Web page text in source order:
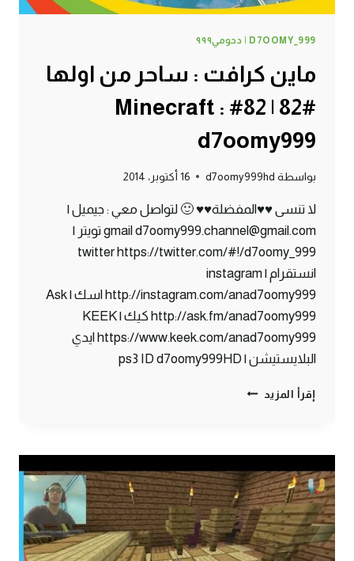
D7OOMY_999 | دحومي٩٩٩
ماين كرافت : ساحر من اولها
#82 | 82# Minecraft :
d7oomy999
بواسطة d7oomy999hd 16 أكتوبر، 2014
لا تنسى ♥♥المفضلة♥♥ 🙂 لتواصل معي : جيميل |
gmail d7oomy999.channel@gmail.com تويتر |
twitter https://twitter.com/#!/d7oomy_999
انستقرام | instagram
http://instagram.com/anad7oomy999 اسك | Ask
http://ask.fm/anad7oomy999 كيك | KEEK
https://www.keek.com/anad7oomy999 ايدي
البلايستيشن | ps3 ID d7oomy999HD
إقرأ المزيد ماين
من
اولها
#82
|
82#
MINECRAFT
: